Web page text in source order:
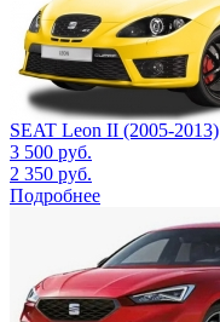
SEAT Leon II (2005-2013)
3 500 руб.
2 350 руб.
Подробнее